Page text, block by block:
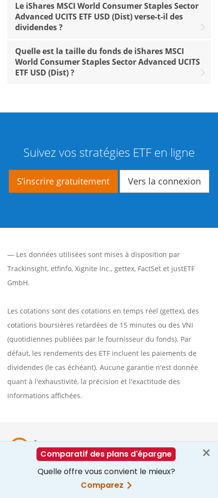
Le iShares MSCI World Consumer Staples Sector
Advanced UCITS ETF USD (Dist) verse-t-il des
dividendes ?
Quelle est la taille du fonds de iShares MSCI
World Consumer Staples Sector Advanced UCITS
ETF USD (Dist) ?
Suivez vos stratégies ETF en ligne
S’inscrire gratuitement Vers la connexion
— Les données utilisées sont mises à disposition par
Trackinsight, etfinfo, Xignite Inc., gettex, FactSet et justETF
GmbH.
Les cotations sont des cotations en temps réel (gettex), des
cotations boursières retardées de 15 minutes ou des VNI
(quotidiennes publiées par le fournisseur du fonds). Par
défaut, les rendements des ETF incluent les paiements de
dividendes (le cas échéant). Aucune garantie n'est donnée
quant à l'exhaustivité, la précision et l'exactitude des
informations affichées.